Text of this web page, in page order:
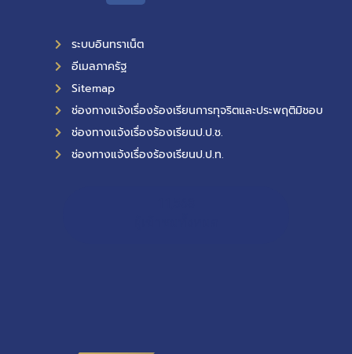
ระบบอินทราเน็ต
อีเมลภาครัฐ
Sitemap
ช่องทางแจ้งเรื่องร้องเรียนการทุจริตและประพฤติมิชอบ
ช่องทางแจ้งเรื่องร้องเรียนป.ป.ช.
ช่องทางแจ้งเรื่องร้องเรียนป.ป.ท.